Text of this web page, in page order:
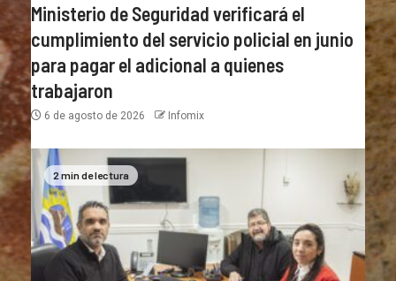
Ministerio de Seguridad verificará el
cumplimiento del servicio policial en junio
para pagar el adicional a quienes
trabajaron
6 de agosto de 2026 Infomix
2 min de lectura